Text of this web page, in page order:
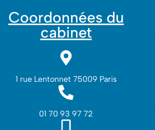
Coordonnées du
cabinet
1 rue Lentonnet 75009 Paris
01 70 93 97 72